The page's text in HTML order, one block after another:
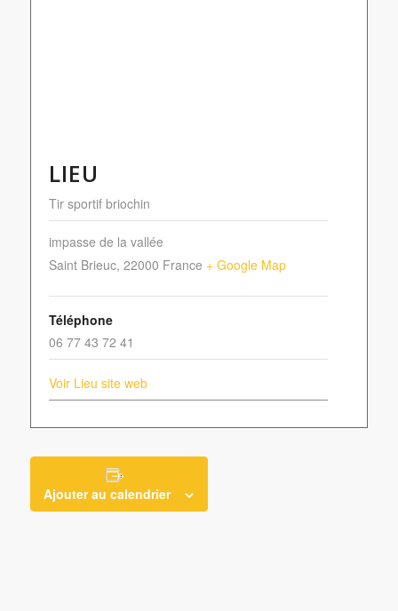
LIEU
Tir sportif briochin
impasse de la vallée
Saint Brieuc, 22000 France + Google Map
Téléphone
06 77 43 72 41
Voir Lieu site web
Ajouter au calendrier